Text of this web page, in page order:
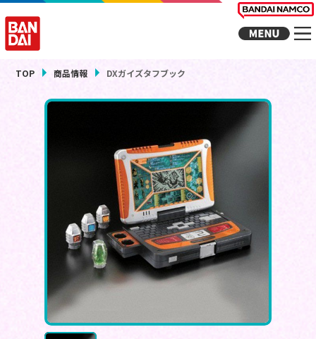
TOP 商品情報 DXガイズタフブック